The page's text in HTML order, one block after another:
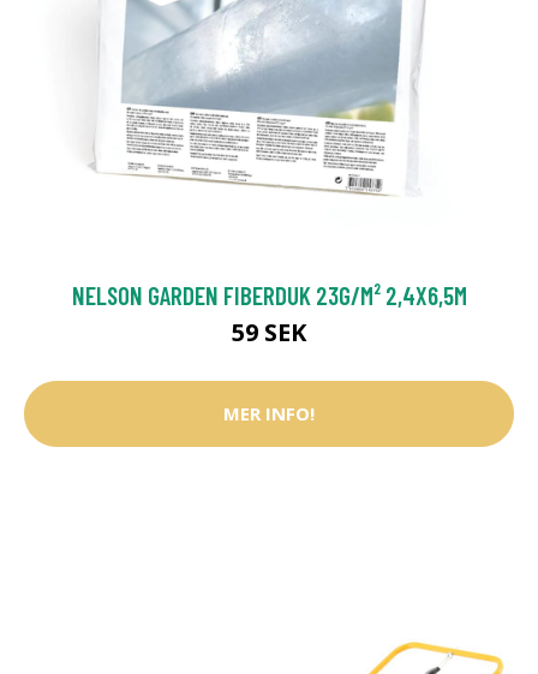
NELSON GARDEN FIBERDUK 23G/M² 2,4X6,5M
59 SEK
MER INFO!